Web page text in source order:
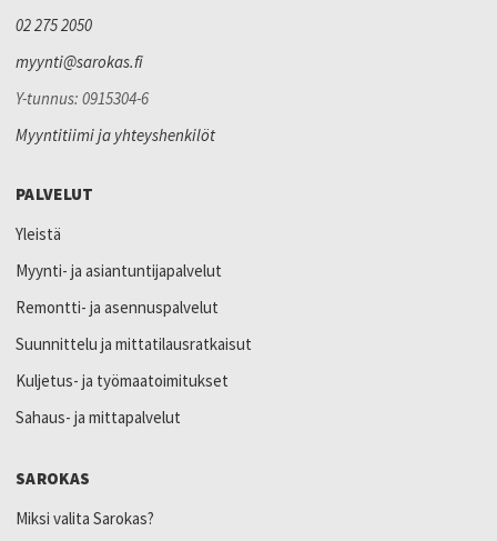
02 275 2050
myynti@sarokas.fi
Y-tunnus: 0915304-6
Myyntitiimi ja yhteyshenkilöt
PALVELUT
Yleistä
Myynti- ja asiantuntijapalvelut
Remontti- ja asennuspalvelut
Suunnittelu ja mittatilausratkaisut
Kuljetus- ja työmaatoimitukset
Sahaus- ja mittapalvelut
SAROKAS
Miksi valita Sarokas?